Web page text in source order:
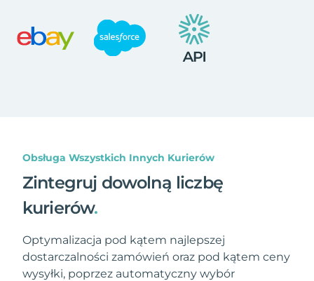
Obsługa Wszystkich Innych Kurierów
Zintegruj dowolną liczbę
kurierów.
Optymalizacja pod kątem najlepszej
dostarczalności zamówień oraz pod kątem ceny
wysyłki, poprzez automatyczny wybór